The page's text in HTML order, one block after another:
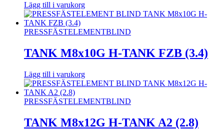
Lägg till i varukorg
PRESSFÄSTELEMENTBLIND
TANK M8x10G H-TANK FZB (3.4)
Lägg till i varukorg
PRESSFÄSTELEMENTBLIND
TANK M8x12G H-TANK A2 (2.8)